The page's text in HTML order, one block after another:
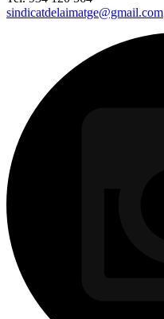
sindicatdelaimatge@gmail.com